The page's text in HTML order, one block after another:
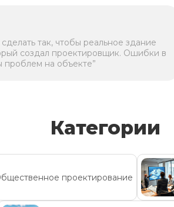
так, чтобы реальное здание
создал проектировщик. Ошибки в
на объекте”
Категории
проектирование